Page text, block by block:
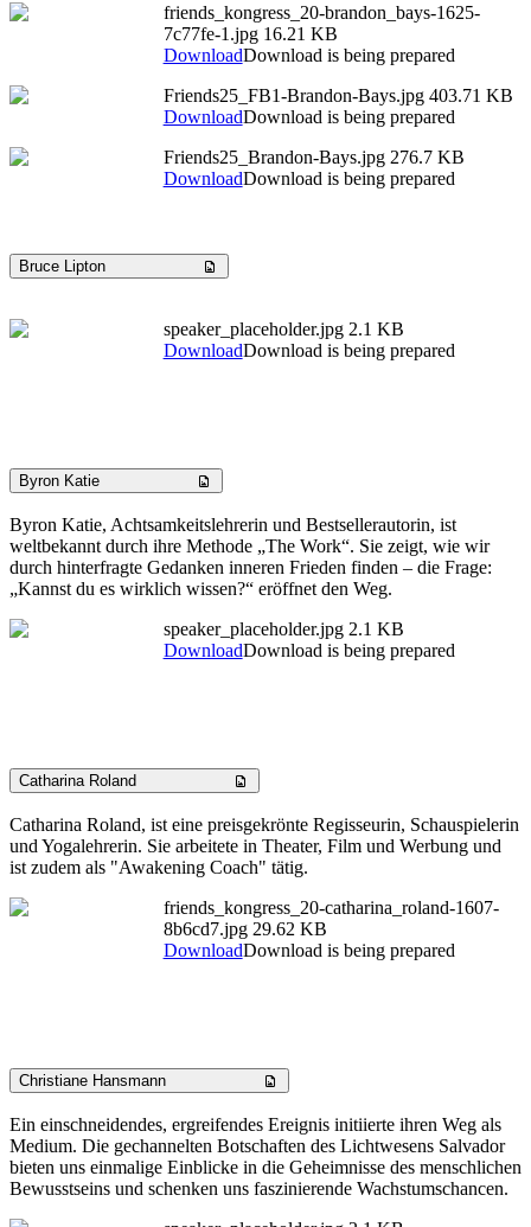
friends_kongress_20-brandon_bays-1625-
7c77fe-1.jpg 16.21 KB
DownloadDownload is being prepared
Friends25_FB1-Brandon-Bays.jpg 403.71 KB
DownloadDownload is being prepared
Friends25_Brandon-Bays.jpg 276.7 KB
DownloadDownload is being prepared
Bruce Lipton
speaker_placeholder.jpg 2.1 KB
DownloadDownload is being prepared
Byron Katie
Byron Katie, Achtsamkeitslehrerin und Bestsellerautorin, ist
weltbekannt durch ihre Methode „The Work“. Sie zeigt, wie wir
durch hinterfragte Gedanken inneren Frieden finden – die Frage:
„Kannst du es wirklich wissen?“ eröffnet den Weg.
speaker_placeholder.jpg 2.1 KB
DownloadDownload is being prepared
Catharina Roland
Catharina Roland, ist eine preisgekrönte Regisseurin, Schauspielerin
und Yogalehrerin. Sie arbeitete in Theater, Film und Werbung und
ist zudem als "Awakening Coach" tätig.
friends_kongress_20-catharina_roland-1607-
8b6cd7.jpg 29.62 KB
DownloadDownload is being prepared
Christiane Hansmann
Ein einschneidendes, ergreifendes Ereignis initiierte ihren Weg als
Medium. Die gechannelten Botschaften des Lichtwesens Salvador
bieten uns einmalige Einblicke in die Geheimnisse des menschlichen
Bewusstseins und schenken uns faszinierende Wachstumschancen.